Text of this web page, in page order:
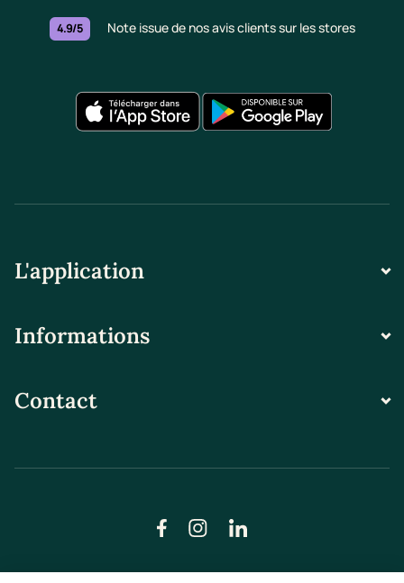
4.9/5 Note issue de nos avis clients sur les stores
L'application
Informations
Contact